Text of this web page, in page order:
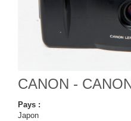
CANON -
Pays :
Japon